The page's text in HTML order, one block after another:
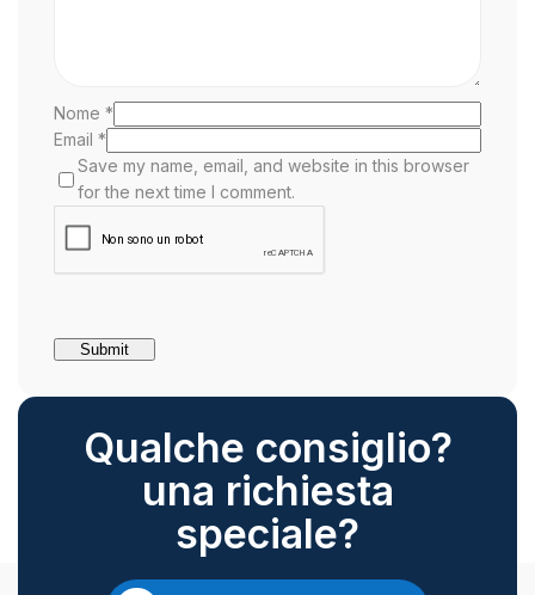
Nome *
Email *
Save my name, email, and website in this browser
for the next time I comment.
Qualche consiglio?
una richiesta
speciale?